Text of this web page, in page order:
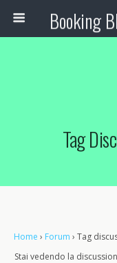
Tag
Home › Forum › Tag
Stai vedendo la